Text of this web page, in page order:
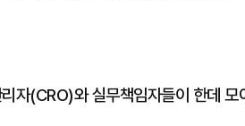
자(CRO)와 실무책임자들이 한데 모